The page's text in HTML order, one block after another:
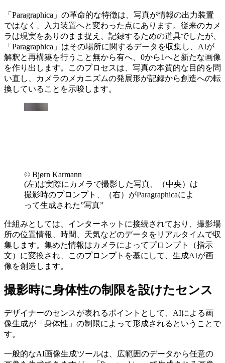
「Paragraphica」の革命的な特徴は、写真が情報の出力装置
ではなく、入力装置へと変わった点にあります。従来のカメ
ラは現実をありのまま捉え、記録するための道具でしたが、
「Paragraphica」はその場所に関するデータを収集し、AIが
解釈と再構築を行うこと無から有へ、0から1へと新たな画像
を作り出します。このプロセスは、写真の本質的な目的を問
い直し、カメラのメカニズムの発展形が記録から創造への転
換していることを示唆します。
©︎ Bjørn Karmann
(左)は実際にカメラで撮影した写真、（中央）は
撮影時のプロンプト、（右）がParagraphicaによ
って生成された”写真”
仕組みとしては、インターネットに接続されており、撮影場
所の位置情報、時間、天気などのデータをリアルタイムで収
集します。集めた情報はカメラによってプロンプト（指示
文）に変換され、このプロンプトを基にして、生成AIが画
像を創造します。
撮影時に身体性の制限を設けたセンス
デザイナーのセンスが表れるポイントとして、AIによる画
像生成が「身体性」の制限によって形成されるということで
す。
一般的なAI画像生成ツールは、広範囲のデータから任意の